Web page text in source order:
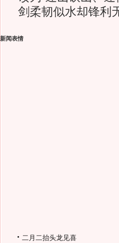
剑柔韧似水却锋利
新闻表情
二月二抬头龙见喜